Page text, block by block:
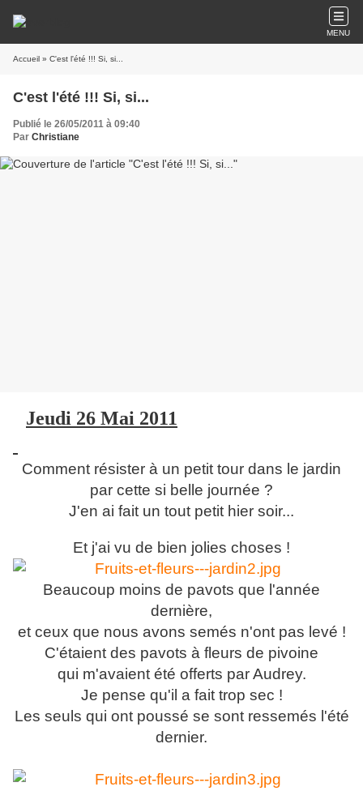
MENU
Accueil » C'est l'été !!! Si, si...
C'est l'été !!! Si, si...
Publié le 26/05/2011 à 09:40
Par Christiane
Jeudi 26 Mai 2011
Comment résister à un petit tour dans le jardin
par cette si belle journée ?
J'en ai fait un tout petit hier soir...
Et j'ai vu de bien jolies choses !
Beaucoup moins de pavots que l'année
dernière,
et ceux que nous avons semés n'ont pas levé !
C'étaient des pavots à fleurs de pivoine
qui m'avaient été offerts par Audrey.
Je pense qu'il a fait trop sec !
Les seuls qui ont poussé se sont ressemés l'été
dernier.